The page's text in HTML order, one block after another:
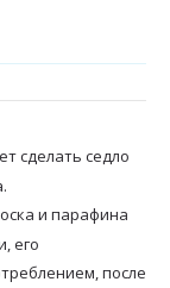
сделать седло
и парафина
его
после